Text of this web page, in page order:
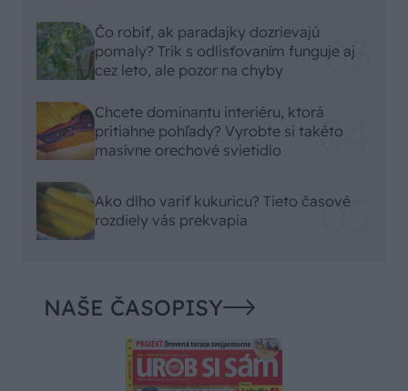
Čo robiť, ak paradajky dozrievajú
pomaly? Trik s odlisťovaním funguje aj
cez leto, ale pozor na chyby
Chcete dominantu interiéru, ktorá
pritiahne pohľady? Vyrobte si takéto
masívne orechové svietidlo
Ako dlho variť kukuricu? Tieto časové
rozdiely vás prekvapia
NAŠE ČASOPISY